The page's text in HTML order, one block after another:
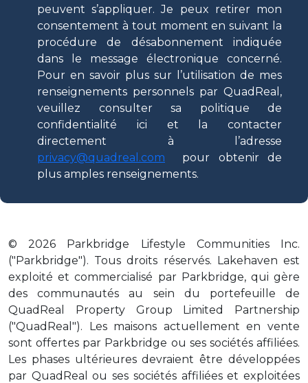
peuvent s’appliquer. Je peux retirer mon
consentement à tout moment en suivant la
procédure de désabonnement indiquée
dans le message électronique concerné.
Pour en savoir plus sur l’utilisation de mes
renseignements personnels par QuadReal,
veuillez consulter sa politique de
confidentialité ici et la contacter
directement à l’adresse
privacy@quadreal.com pour obtenir de
plus amples renseignements.
© 2026 Parkbridge Lifestyle Communities Inc.
("Parkbridge"). Tous droits réservés. Lakehaven est
exploité et commercialisé par Parkbridge, qui gère
des communautés au sein du portefeuille de
QuadReal Property Group Limited Partnership
("QuadReal"). Les maisons actuellement en vente
sont offertes par Parkbridge ou ses sociétés affiliées.
Les phases ultérieures devraient être développées
par QuadReal ou ses sociétés affiliées et exploitées